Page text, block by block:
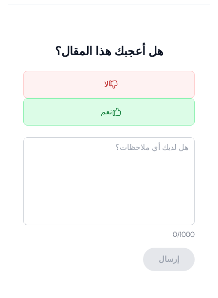
هل أعجبك هذا المقال؟
لا
نعم
0/1000
إرسال